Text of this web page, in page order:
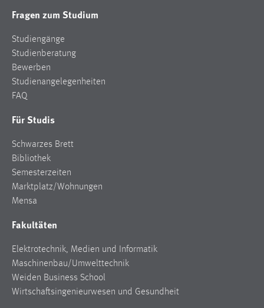
Fragen zum Studium
Studiengänge
Studienberatung
Bewerben
Studienangelegenheiten
FAQ
Für Studis
Schwarzes Brett
Bibliothek
Semesterzeiten
Marktplatz/Wohnungen
Mensa
Fakultäten
Elektrotechnik, Medien und Informatik
Maschinenbau/Umwelttechnik
Weiden Business School
Wirtschaftsingenieurwesen und Gesundheit